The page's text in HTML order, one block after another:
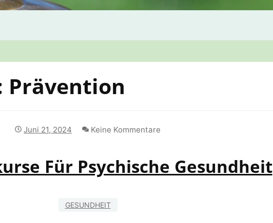
Prävention
Juni 21, 2024 Keine Kommentare
Für Psychische Gesundheit
GESUNDHEIT